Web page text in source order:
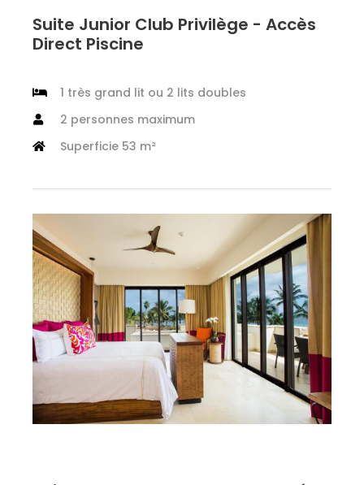
Suite Junior Club Privilège - Accès
Direct Piscine
1 très grand lit ou 2 lits doubles
2 personnes maximum
Superficie 53 m²